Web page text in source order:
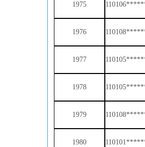
1975
1976
1977
1978
1979
1980